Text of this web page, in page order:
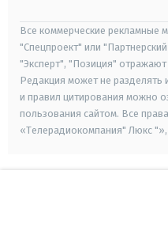
Все коммерческие рекламные
"Спецпроект" или
"Эксперт", "Позиция"
Редакция может не разделять
и правил цитирования можно
пользования сайтом. Все
«Телерадиокомпания" Люкс